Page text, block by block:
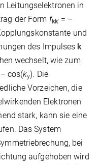
Leitungselektronen in
der Form fkk'= –
und
des Impulses k
wechselt, wie zum
cos(ky). Die
Vorzeichen, die
Elektronen
stark, kann sie eine
Das System
bei
aufgehoben wird